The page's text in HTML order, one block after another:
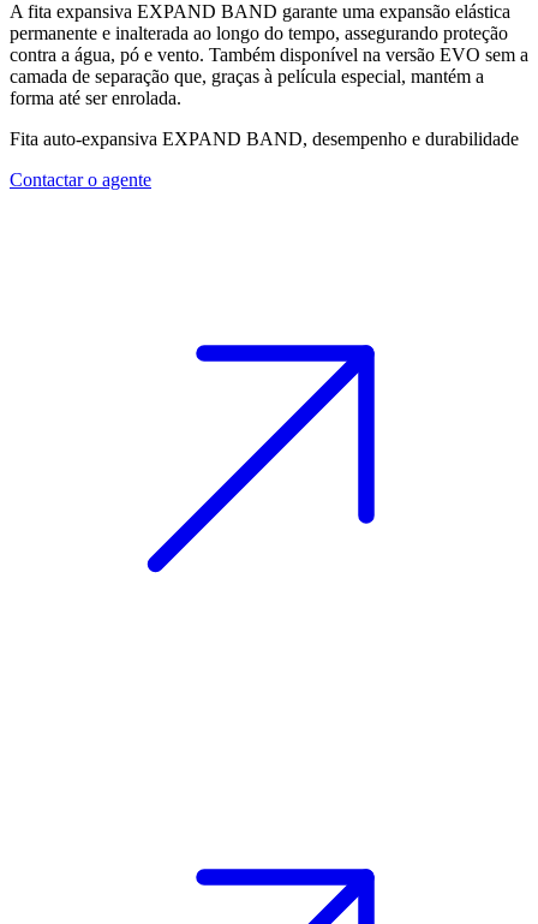
A fita expansiva EXPAND BAND garante uma expansão elástica
permanente e inalterada ao longo do tempo, assegurando proteção
contra a água, pó e vento. Também disponível na versão EVO sem a
camada de separação que, graças à película especial, mantém a
forma até ser enrolada.
Fita auto-expansiva EXPAND BAND, desempenho e durabilidade
Contactar o agente